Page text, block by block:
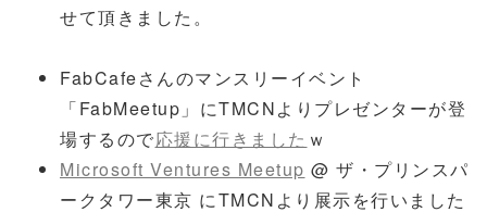
せて頂きました。
FabCafeさんのマンスリーイベント
「FabMeetup」にTMCNよりプレゼンターが登
場するので応援に行きました ｗ
Microsoft Ventures Meetup @ ザ・プリンスパ
ークタワー東京 にTMCNより展示を行いました